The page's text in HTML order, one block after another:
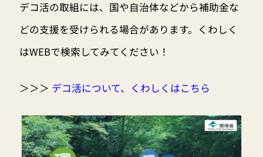
デコ活の取組には、国や自治体などから補助金な
どの支援を受けられる場合があります。くわしく
はWEBで検索してみてください！
＞＞＞ デコ活について、くわしくはこちら